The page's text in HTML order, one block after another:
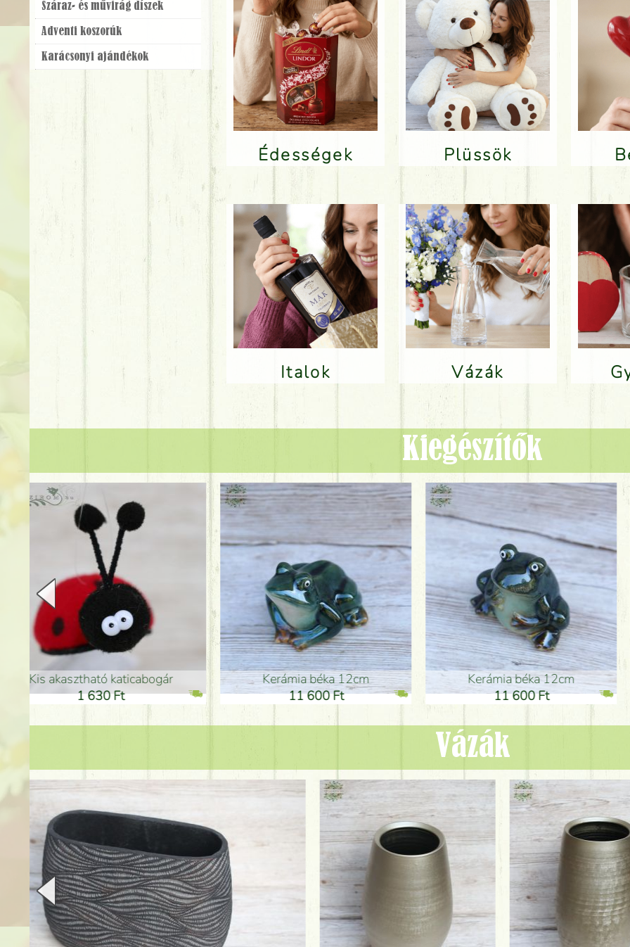
Édességek Plüssök
Italok Vázák
Száraz- és művirág díszek
Adventi koszorúk
Karácsonyi ajándékok
Kiegészítők
Kerámia béka 12cm
11 600 Ft
Kerámia béka 12cm
11 600 Ft
Kerámia béka 12cm
11 600 Ft
Vázák